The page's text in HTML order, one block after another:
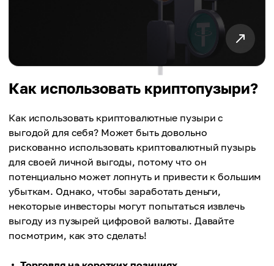
Как использовать криптопузыри?
Как использовать криптовалютные пузыри с
выгодой для себя? Может быть довольно
рискованно использовать криптовалютный пузырь
для своей личной выгоды, потому что он
потенциально может лопнуть и привести к большим
убыткам. Однако, чтобы заработать деньги,
некоторые инвесторы могут попытаться извлечь
выгоду из пузырей цифровой валюты. Давайте
посмотрим, как это сделать!